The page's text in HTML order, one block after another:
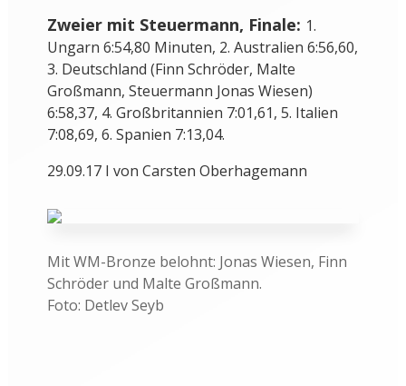
Zweier mit Steuermann, Finale: 1.
Ungarn 6:54,80 Minuten, 2. Australien 6:56,60,
3. Deutschland (Finn Schröder, Malte
Großmann, Steuermann Jonas Wiesen)
6:58,37, 4. Großbritannien 7:01,61, 5. Italien
7:08,69, 6. Spanien 7:13,04.
29.09.17 I von Carsten Oberhagemann
Mit WM-Bronze belohnt: Jonas Wiesen, Finn
Schröder und Malte Großmann.
Foto: Detlev Seyb